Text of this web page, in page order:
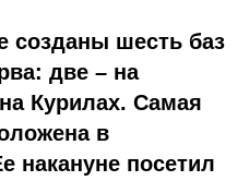
созданы шесть баз
две – на
Курилах. Самая
в
накануне посетил